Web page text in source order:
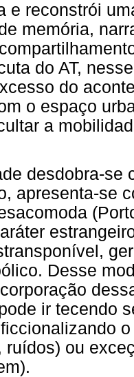
e reconstrói
memória,
do AT,
do
o espaço
a
desdobra-se
apresenta-se
Desse
ir tecendo
ruídos) ou